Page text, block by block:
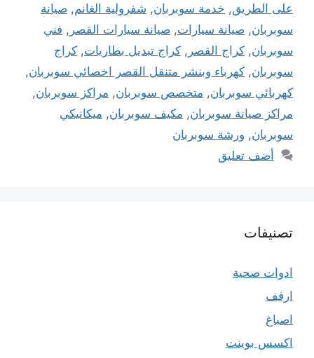
على الطريق, خدمة سوبربان, شفرولية الغانم, صيانة
سوبربان, صيانة سيارات, صيانة سيارات القصر , فني
سوبربان, كراج القصر , كراج تبديل بطاريات, كراج
سوبربان, كهرباء وبنشر متنقل القصر اخصائي سوبربان,
كهربائي سوبربان, متخصص سوبربان, مراكز سوبربان,
مراكز صيانة سوبربان, مكيف سوبربان, ميكانيكي
سوبربان, ورشة سوبربان
أضف تعليق
تصنيفات
ادوات صحية
ارفف
اصباغ
اكسس بوينت